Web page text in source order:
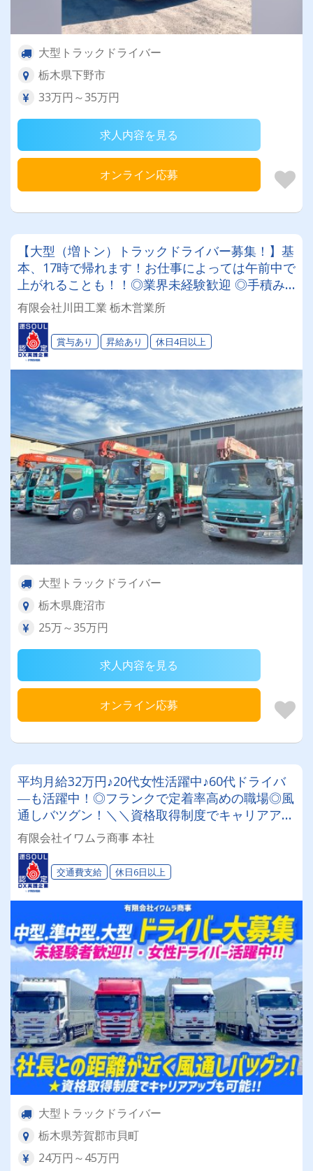
大型トラックドライバー
栃木県下野市
33万円～35万円
求人内容を見る
オンライン応募
【大型（増トン）トラックドライバー募集！】基
本、17時で帰れます！お仕事によっては午前中で
上がれることも！！◎業界未経験歓迎 ◎手積み
手卸しナシ ◎昇給あり ◎長距離ナシ(関東一都三
県) ◎同乗研修で安心 ★運転好き必見！【自由な
社風で居心地抜群です◎】
有限会社川田工業 栃木営業所
賞与あり 昇給あり 休日4日以上
大型トラックドライバー
栃木県鹿沼市
25万～35万円
求人内容を見る
オンライン応募
平均月給32万円♪20代女性活躍中♪60代ドライバ
―も活躍中！◎フランクで定着率高めの職場◎風
通しバツグン！＼＼資格取得制度でキャリアアッ
プも可能／／普通免許（AT限定可）があれば
OK！資格取得は全額会社が負担✨月残業時間20
時間程【年間休日105日】
有限会社イワムラ商事 本社
交通費支給 休日6日以上
大型トラックドライバー
栃木県芳賀郡市貝町
24万円～45万円